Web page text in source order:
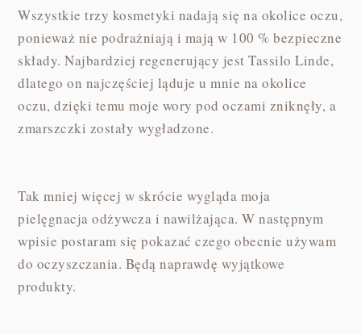
Wszystkie trzy kosmetyki nadają się na okolice oczu,
ponieważ nie podrażniają i mają w 100 % bezpieczne
składy. Najbardziej regenerujący jest Tassilo Linde,
dlatego on najczęściej ląduje u mnie na okolice
oczu, dzięki temu moje wory pod oczami zniknęły, a
zmarszczki zostały wygładzone.
Tak mniej więcej w skrócie wygląda moja
pielęgnacja odżywcza i nawilżająca. W następnym
wpisie postaram się pokazać czego obecnie używam
do oczyszczania. Będą naprawdę wyjątkowe
produkty.